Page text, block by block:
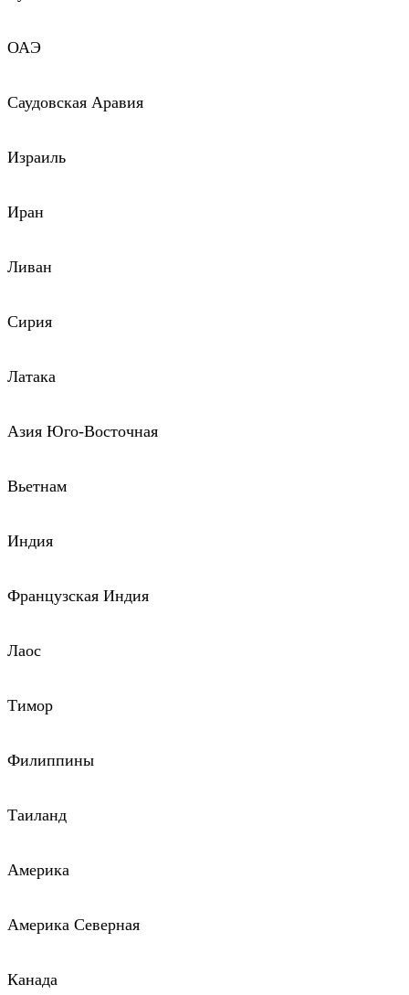
ОАЭ
Саудовская Аравия
Израиль
Иран
Ливан
Сирия
Латака
Азия Юго-Восточная
Вьетнам
Индия
Французская Индия
Лаос
Тимор
Филиппины
Таиланд
Америка
Америка Северная
Канада